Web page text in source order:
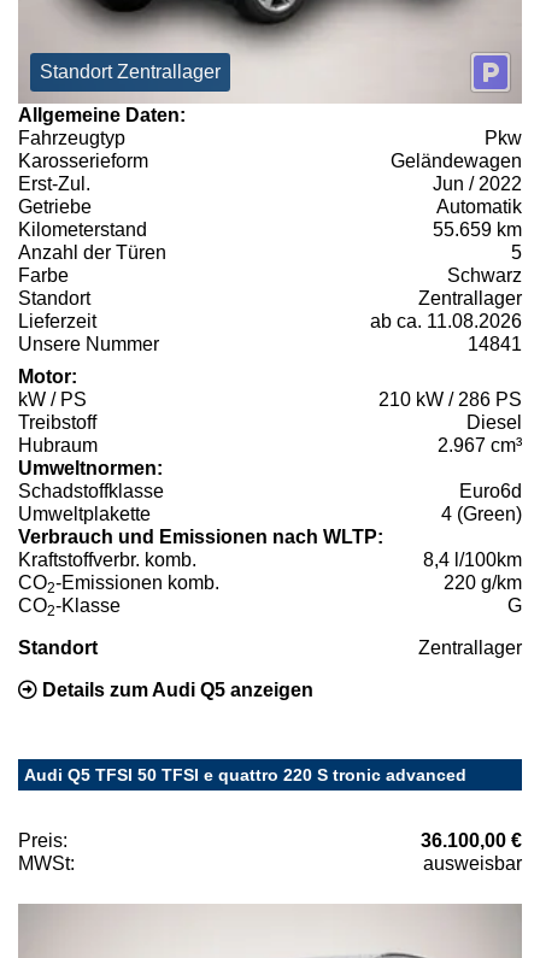
Standort Zentrallager
Allgemeine Daten:
Fahrzeugtyp
Pkw
Karosserieform
Geländewagen
Erst-Zul.
Jun / 2022
Getriebe
Automatik
Kilometerstand
55.659 km
Anzahl der Türen
5
Farbe
Schwarz
Standort
Zentrallager
Lieferzeit
ab ca. 11.08.2026
Unsere Nummer
14841
Motor:
kW / PS
210 kW / 286 PS
Treibstoff
Diesel
Hubraum
2.967 cm³
Umweltnormen:
Schadstoffklasse
Euro6d
Umweltplakette
4 (Green)
Verbrauch und Emissionen nach WLTP:
Kraftstoffverbr. komb.
8,4 l/100km
CO2-Emissionen komb.
220 g/km
CO2-Klasse G
Standort Zentrallager
Details zum Audi Q5 anzeigen
Audi Q5 TFSI 50 TFSI e quattro 220 S tronic advanced
Preis:
36.100,00 €
MWSt:
ausweisbar